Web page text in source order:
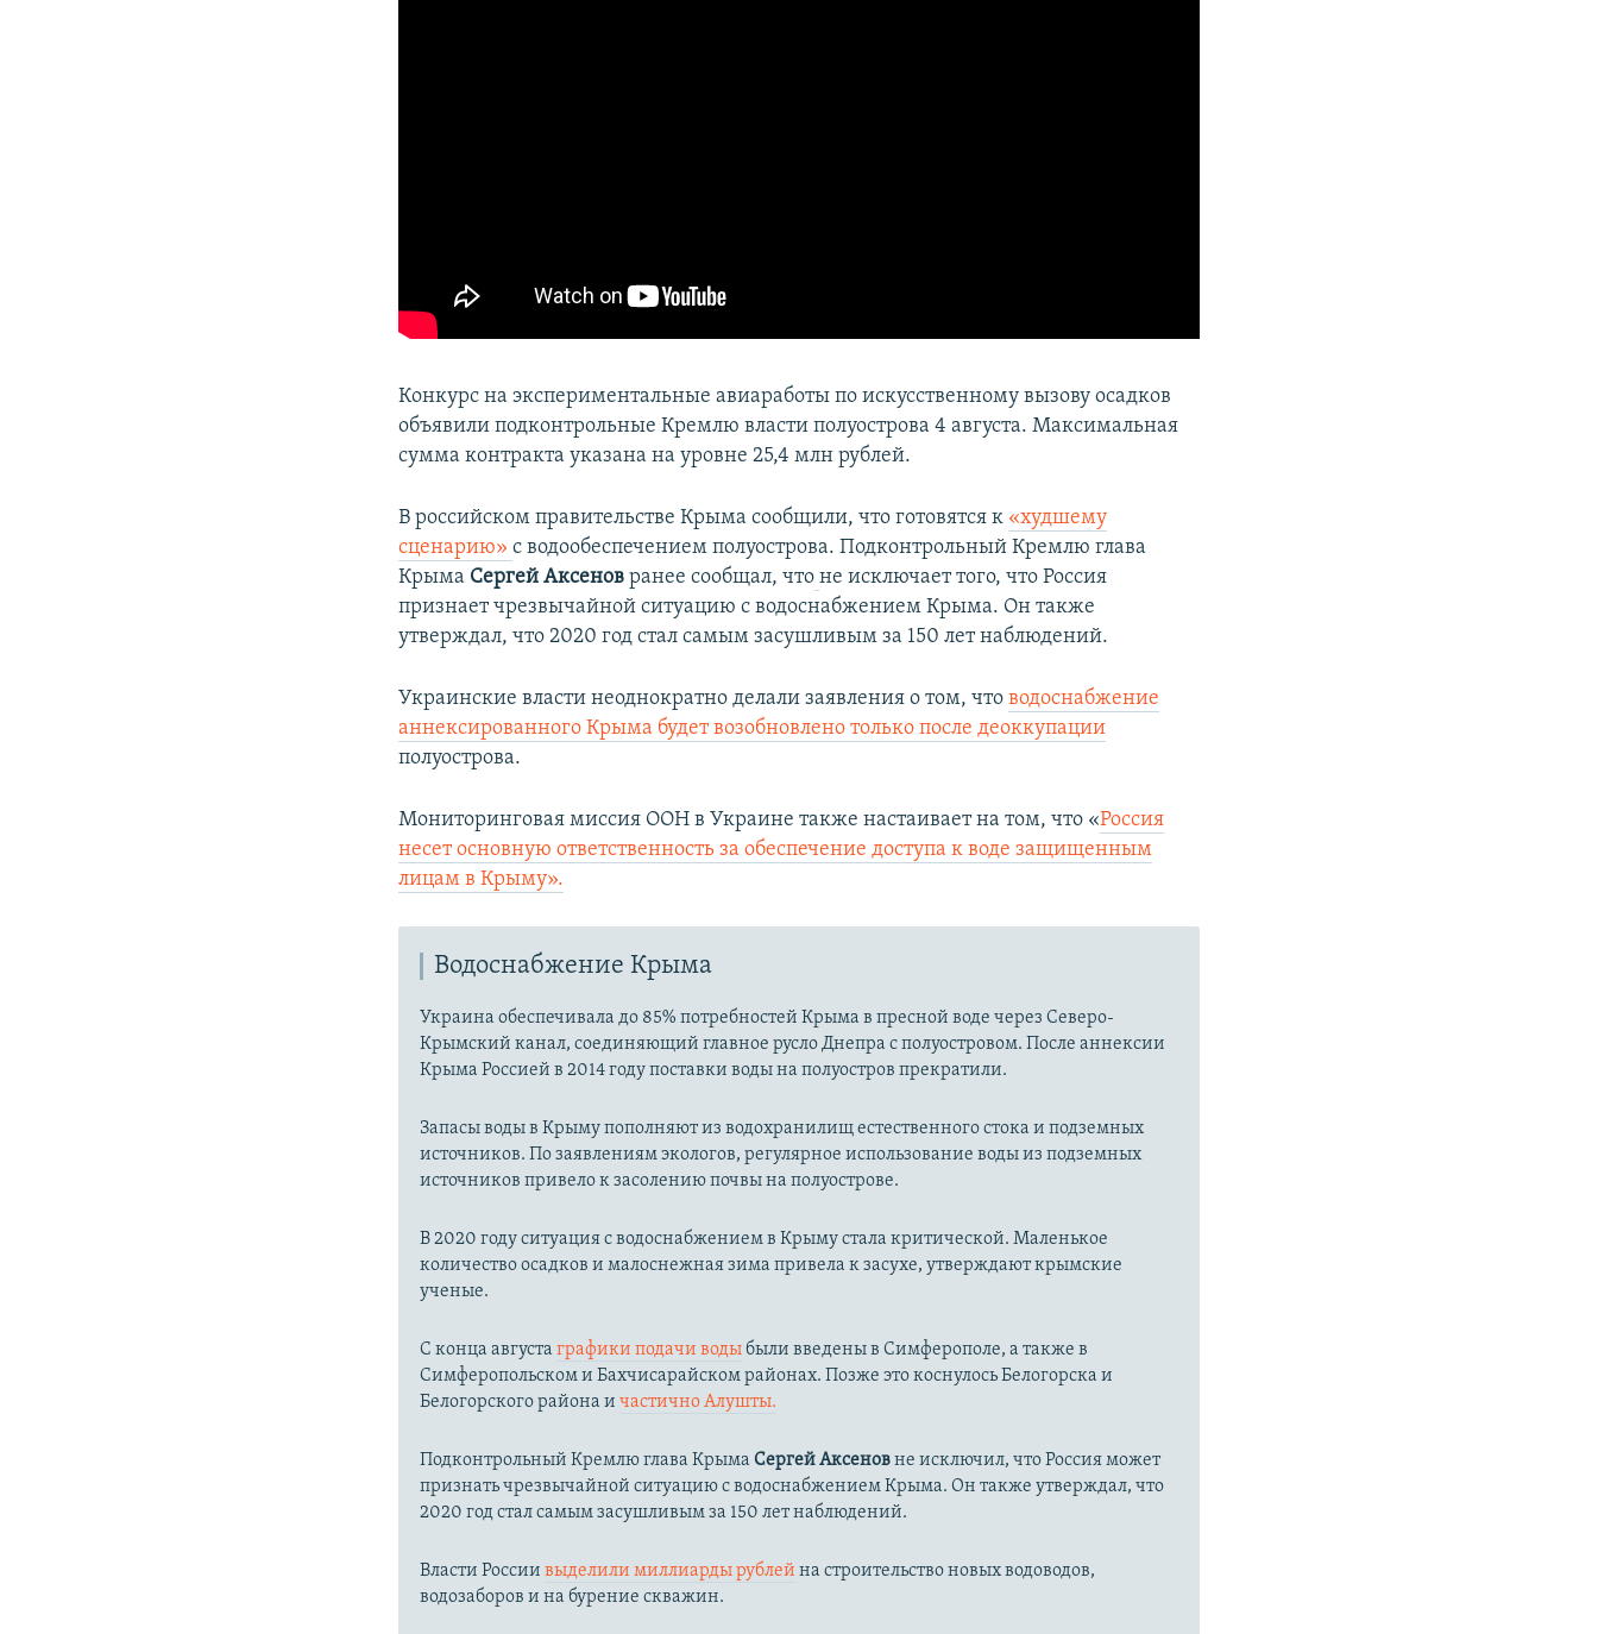
Конкурс на экспериментальные авиаработы по искусственному вызову осадков
объявили подконтрольные Кремлю власти полуострова 4 августа. Максимальная
сумма контракта указана на уровне 25,4 млн рублей.
В российском правительстве Крыма сообщили, что готовятся к «худшему
сценарию»с водообеспечением полуострова. Подконтрольный Кремлю глава
Крыма Сергей Аксенов ранее сообщал, что не исключает того, что Россия
признает чрезвычайной ситуацию с водоснабжением Крыма. Он также
утверждал, что 2020 год стал самым засушливым за 150 лет наблюдений.
Украинские власти неоднократно делали заявления о том, чтоводоснабжение
аннексированного Крыма будет возобновлено только после деоккупации
полуострова.
Мониторинговая миссия ООН в Украине также настаивает на том, что «Россия
несет основную ответственность за обеспечение доступа к воде защищенным
лицам в Крыму».
Водоснабжение Крыма
Украина обеспечивала до 85% потребностей Крыма в пресной воде через Северо-
Крымский канал, соединяющий главное русло Днепра с полуостровом. После аннексии
Крыма Россией в 2014 году поставки воды на полуостров прекратили.
Запасы воды в Крыму пополняют из водохранилищ естественного стока и подземных
источников. По заявлениям экологов, регулярное использование воды из подземных
источников привело к засолению почвы на полуострове.
В 2020 году ситуация с водоснабжением в Крыму стала критической. Маленькое
количество осадков и малоснежная зима привела к засухе, утверждают крымские
ученые.
С конца августаграфики подачи водыбыли введены в Симферополе, а также в
Симферопольском и Бахчисарайском районах. Позже это коснулось Белогорска и
Белогорского района ичастично Алушты.
Подконтрольный Кремлю глава КрымаСергей Аксеновне исключил, что Россия может
признать чрезвычайной ситуацию с водоснабжением Крыма. Он также утверждал, что
2020 год стал самым засушливым за 150 лет наблюдений.​
Власти Россиивыделили миллиарды рублей на строительство новых водоводов,
водозаборов и на бурение скважин.